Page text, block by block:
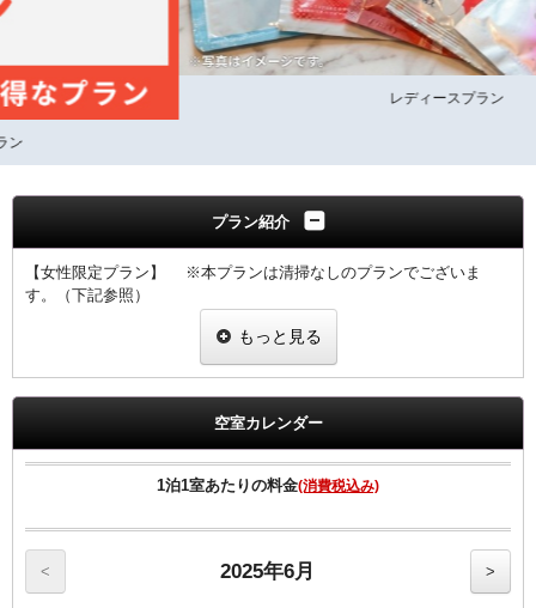
プラン紹介
【女性限定プラン】 ※本プランは清掃なしのプランでございま
す。（下記参照）
・室料のみプランと同価格で女性にちょっと嬉しい特典付きのプラン
・当プランでご予約のお客様には選べるグッツをプレゼント。
※男性のお客様にはご予約いただけませんので、他のプランにてご予
約下さい。
・清掃の無い、お値打ちなプランです。
させていただきます。
・シーツ、枕カバー、ナイトウェア、スリッパ、
歯ブラシ、かみそりの交換は行いません。
もっと見る
空室カレンダー
1泊1室あたりの料金(消費税込み)
< 2025年6月 >